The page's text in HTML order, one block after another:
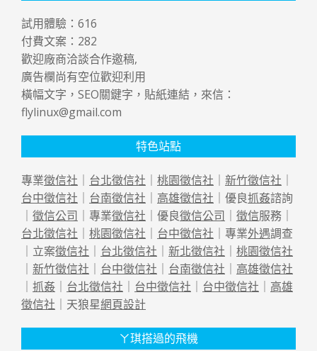
試用體驗： 616
付費文案： 282
歡迎廠商洽談合作邀稿,
廣告欄尚有空位歡迎利用
橫幅文字，SEO關鍵字，貼紙連結，來信：
flylinux@gmail.com
特色站點
專業徵信社 台北徵信社 桃園徵信社 新竹徵信社
台中徵信社
台南徵信社 高雄徵信社 ｜優良抓姦諮詢
徵信公司 ｜專業徵信社 ｜優良徵信公司 徵信服務｜
台北徵信社
桃園徵信社 台中徵信社 ｜專業外遇調查
｜立案徵信社 台北徵信社 新北徵信社
桃園徵信社
新竹徵信社 台中徵信社 台南徵信社
高雄徵信社
抓姦 台北徵信社 台中徵信社 台中徵信社
高雄
徵信社 ｜天狼星網頁設計
ㄚ琪搭過的飛機